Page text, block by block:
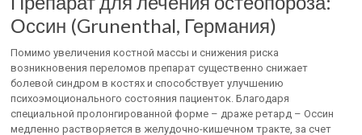
Оссин (Grunenthal, Германия)
Помимо увеличения костной массы и снижения риска
возникновения переломов препарат существенно снижает
болевой синдром в костях и способствует улучшению
психоэмоционального состояния пациенток. Благодаря
специальной пролонгированной форме – драже ретард – Оссин
медленно растворяется в желудочно-кишечном тракте, за счет